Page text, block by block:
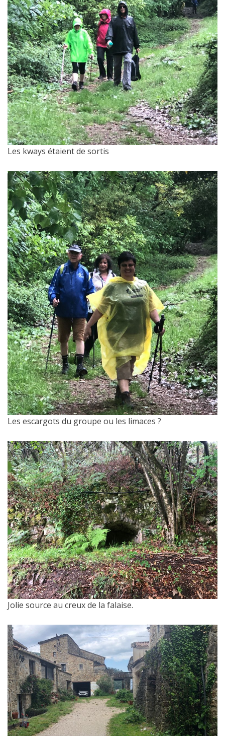
Les kways étaient de sortis
Les escargots du groupe ou les limaces ?
Jolie source au creux de la falaise.